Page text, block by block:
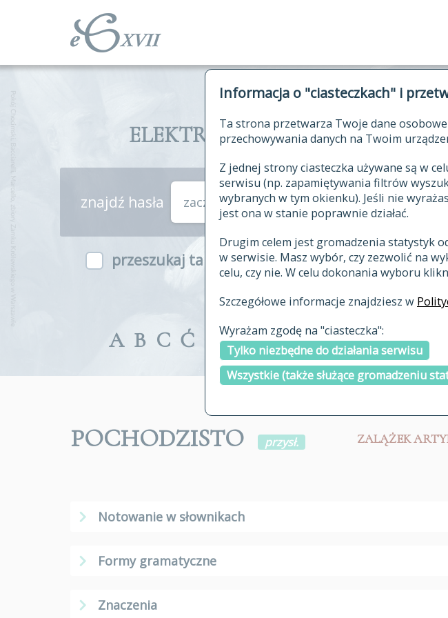
Informacja o "ciasteczkach" i
Ta strona przetwarza Twoje dane
przechowywania danych na Twoim
Z jednej strony ciasteczka używane są w
serwisu (np. zapamiętywania filtrów
wybranych w tym okienku). Jeśli nie
jest ona w stanie poprawnie działać.
Drugim celem jest gromadzenia statystyk
w serwisie. Masz wybór, czy zezwolić na
celu, czy nie. W celu dokonania wyboru
Szczegółowe informacje znajdziesz w
Wyrażam zgodę na "ciasteczka":
Tylko niezbędne do działania serwisu
Wszystkie (także służące gromadzeniu
ELEKTRONICZNY SŁOWNIK
znajdź hasła zaczynające się od
przeszukaj także hasła w indeksie
A B C Ć E F G H I J K L Ł M
POCHODZISTO przysł. ZALĄŻEK
Notowanie w słownikach
Formy gramatyczne
Znaczenia